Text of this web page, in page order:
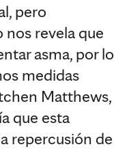
pero
nos revela que
asma, por lo
medidas
Matthews,
que esta
repercusión de